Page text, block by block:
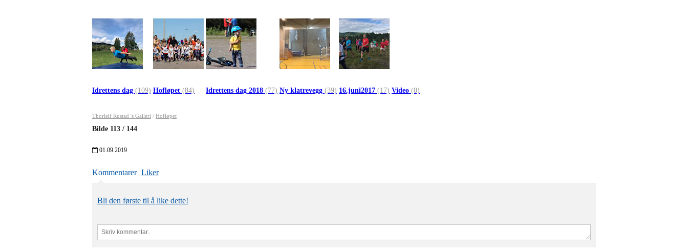
Idrettens dag (109) Hofløpet (84) Idrettens dag 2018 (77) Ny klatrevegg (39) 16.juni2017 (17) Video (0)
Thorleif Rustad 's Galleri / Hofløpet
Bilde 113 / 144
01.09.2019
Kommentarer Liker
Bli den første til å like dette!